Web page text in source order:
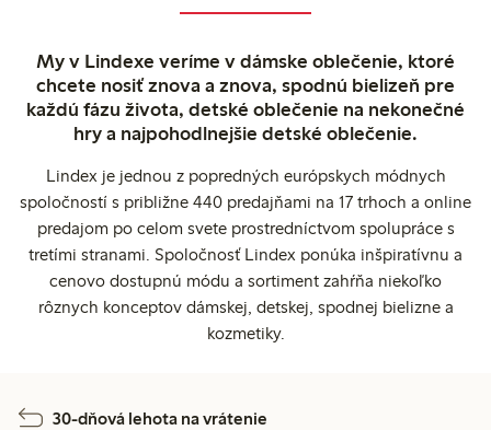
My v Lindexe veríme v dámske oblečenie, ktoré
chcete nosiť znova a znova, spodnú bielizeň pre
každú fázu života, detské oblečenie na nekonečné
hry a najpohodlnejšie detské oblečenie.
Lindex je jednou z popredných európskych módnych
spoločností s približne 440 predajňami na 17 trhoch a online
predajom po celom svete prostredníctvom spolupráce s
tretími stranami. Spoločnosť Lindex ponúka inšpiratívnu a
cenovo dostupnú módu a sortiment zahŕňa niekoľko
rôznych konceptov dámskej, detskej, spodnej bielizne a
kozmetiky.
30-dňová lehota na vrátenie